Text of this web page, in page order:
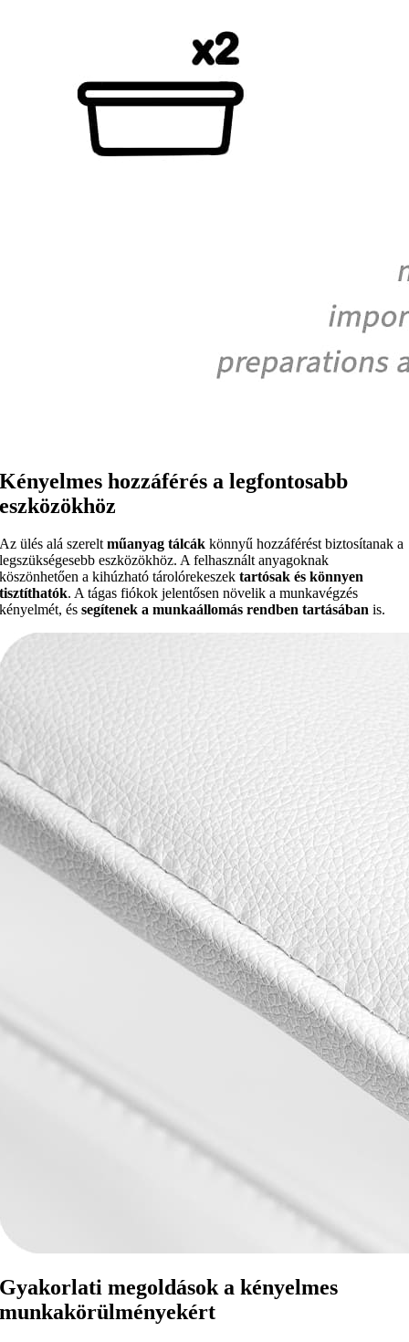
Kényelmes hozzáférés a legfontosabb
eszközökhöz
Az ülés alá szereltműanyag tálcák könnyű hozzáférést biztosítanak a
legszükségesebb eszközökhöz. A felhasznált anyagoknak
köszönhetően a kihúzható tárolórekeszek tartósak és könnyen
tisztíthatók. A tágas fiókok jelentősen növelik a munkavégzés
kényelmét, éssegítenek a munkaállomás rendben tartásában is.
Gyakorlati megoldások a kényelmes
munkakörülményekért